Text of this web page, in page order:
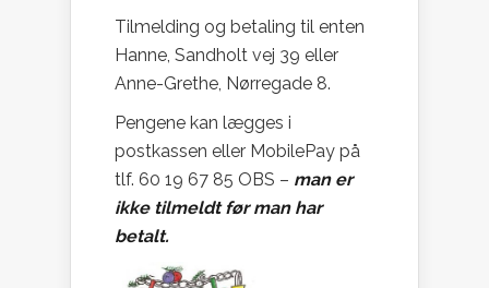
Tilmelding og betaling til enten
Hanne, Sandholt vej 39 eller
Anne-Grethe, Nørregade 8.
Pengene kan lægges i
postkassen eller MobilePay på
tlf. 60 19 67 85 OBS – man er
ikke tilmeldt før man har
betalt.